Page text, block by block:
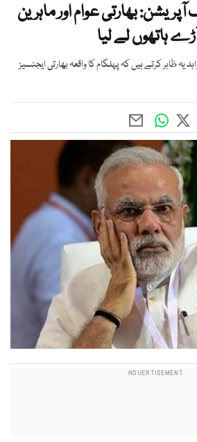
بھارتی عوام اور ماہرین
ہاتھوں لے لیا
یہ ظاہر کرتے ہیں کہ پہلگام کا واقعہ بھارتی ایجنسیز